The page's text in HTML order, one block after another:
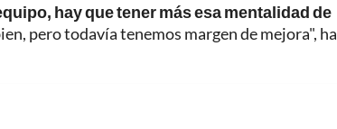
hay que tener más esa mentalidad de
pero todavía tenemos margen de mejora", ha